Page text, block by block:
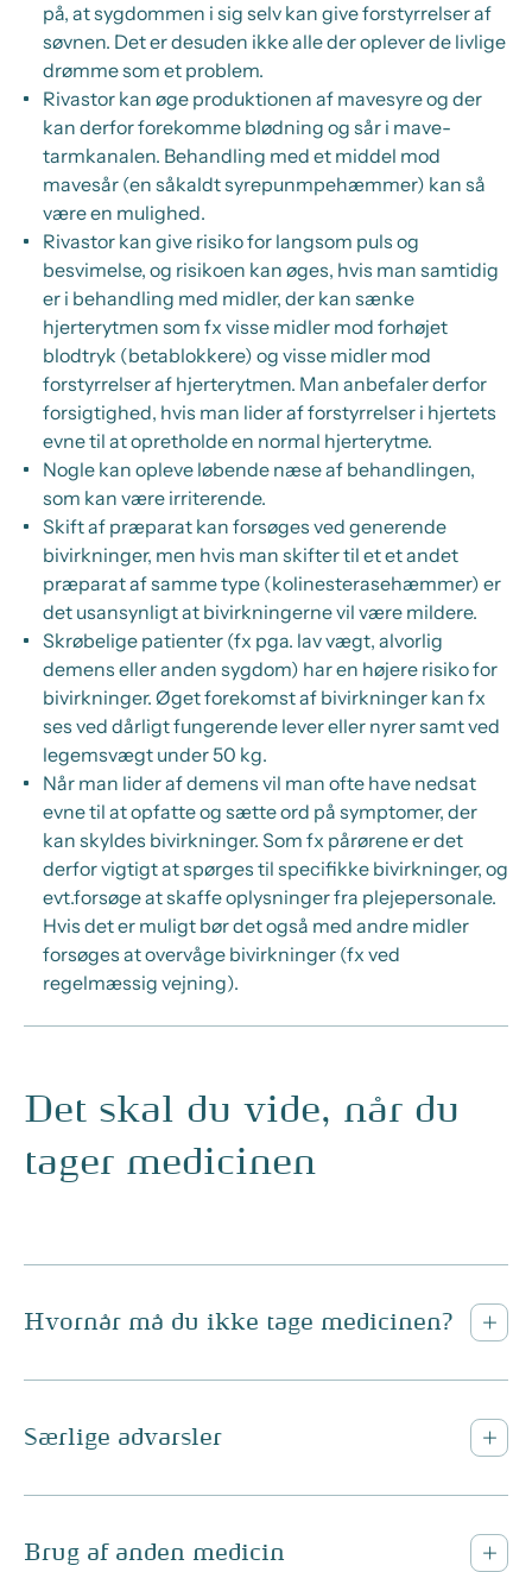
på, at sygdommen i sig selv kan give forstyrrelser af
søvnen. Det er desuden ikke alle der oplever de livlige
drømme som et problem.
Rivastor kan øge produktionen af mavesyre og der
kan derfor forekomme blødning og sår i mave-
tarmkanalen. Behandling med et middel mod
mavesår (en såkaldt syrepunmpehæmmer) kan så
være en mulighed.
Rivastor kan give risiko for langsom puls og
besvimelse, og risikoen kan øges, hvis man samtidig
er i behandling med midler, der kan sænke
hjerterytmen som fx visse midler mod forhøjet
blodtryk (betablokkere) og visse midler mod
forstyrrelser af hjerterytmen. Man anbefaler derfor
forsigtighed, hvis man lider af forstyrrelser i hjertets
evne til at opretholde en normal hjerterytme.
Nogle kan opleve løbende næse af behandlingen,
som kan være irriterende.
Skift af præparat kan forsøges ved generende
bivirkninger, men hvis man skifter til et et andet
præparat af samme type (kolinesterasehæmmer) er
det usansynligt at bivirkningerne vil være mildere.
Skrøbelige patienter (fx pga. lav vægt, alvorlig
demens eller anden sygdom) har en højere risiko for
bivirkninger. Øget forekomst af bivirkninger kan fx
ses ved dårligt fungerende lever eller nyrer samt ved
legemsvægt under 50 kg.
Når man lider af demens vil man ofte have nedsat
evne til at opfatte og sætte ord på symptomer, der
kan skyldes bivirkninger. Som fx pårørene er det
derfor vigtigt at spørges til specifikke bivirkninger, og
evt.forsøge at skaffe oplysninger fra plejepersonale.
Hvis det er muligt bør det også med andre midler
forsøges at overvåge bivirkninger (fx ved
regelmæssig vejning).
Det skal du vide, når du
tager medicinen
Hvornår må du ikke tage medicinen?
Særlige advarsler
Brug af anden medicin